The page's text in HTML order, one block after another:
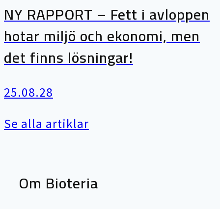
NY RAPPORT – Fett i avloppen
hotar miljö och ekonomi, men
det finns lösningar!
25.08.28
Se alla artiklar
Om Bioteria